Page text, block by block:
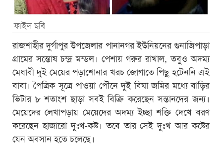
ফাইল ছবি
রাজশাহীর দুর্গাপুর উপজেলার পানানগর ইউনিয়নের গুনাজিপাড়া
গ্রামের সন্তোষ চন্দ্র মন্ডল। পেশায় গরুর রাখাল, তবুও অদম্য
মেধাবী দুই মেয়ের পড়াশোনার খরচ জোগাতে পিছু হটেননি এই
বাবা। পৈত্রিক সূত্রে পাওয়া পৌনে দুই বিঘা জমির মধ্যে বাড়ির
ভিটার ৮ শতাংশ ছাড়া সবই বিক্রি করেছেন সন্তানদের জন্য।
মেয়েদের লেখাপড়ায় মেয়েদের অদম্য ইচ্ছা শক্তি দেখে বরণ
করেছেন হাজারো দুঃখ-কষ্ট। তবে তার সেই দুঃখ আর কষ্টের
যেন অবসান হতে চলেছে।